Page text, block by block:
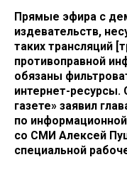
Прямые эфира с
издевательств,
таких трансляций
противоправной
обязаны
интернет-ресурсы.
газете» заявил
по
со СМИ Алексей
специальной